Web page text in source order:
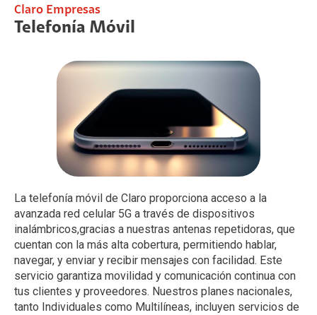
Claro Empresas
Telefonía Móvil
La telefonía móvil de Claro proporciona acceso a la
avanzada red celular 5G a través de dispositivos
inalámbricos,gracias a nuestras antenas repetidoras, que
cuentan con la más alta cobertura, permitiendo hablar,
navegar, y enviar y recibir mensajes con facilidad. Este
servicio garantiza movilidad y comunicación continua con
tus clientes y proveedores. Nuestros planes nacionales,
tanto Individuales como Multilíneas, incluyen servicios de